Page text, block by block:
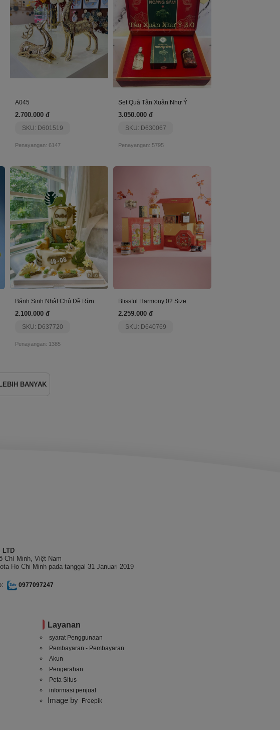
A045
2.700.000 đ
SKU: D601519
Penayangan: 6147
Set Quà Tân Xuân Như Ý
3.050.000 đ
SKU: D630067
Penayangan: 5795
Bánh Sinh Nhật Chủ Đề Rừng Xanh
2.100.000 đ
SKU: D637720
Penayangan: 1385
Blissful Harmony 02 Size
2.259.000 đ
SKU: D640769
BANYAK
LTD
Chí Minh, Việt Nam
Ho Chi Minh pada tanggal 31 Januari 2019
0977097247
Layanan
syarat Penggunaan
Pembayaran - Pembayaran
Akun
Pengerahan
Peta Situs
informasi penjual
Image by Freepik